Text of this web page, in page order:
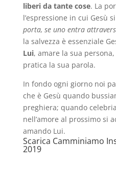
liberi da tante cose. La
l’espressione in cui Gesù
porta, se uno entra
la salvezza è essenziale
Lui, amare la sua
pratica la sua parola.
In fondo ogni giorno noi
che è Gesù quando
preghiera; quando
nell’amore al prossimo si
amando Lui.
Scarica Camminiamo
2019